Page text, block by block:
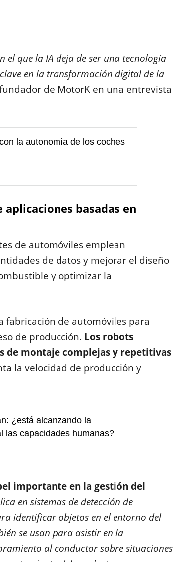
el que la IA deja de ser una tecnología
en la transformación digital de la
de MotorK en una entrevista
la autonomía de los coches
basadas en
de automóviles emplean
de datos y mejorar el diseño
y optimizar la
fabricación de automóviles para
de producción. Los robots
de montaje complejas y repetitivas
la velocidad de producción y
¿está alcanzando la
las capacidades humanas?
importante en la gestión del
en sistemas de detección de
identificar objetos en el entorno del
se usan para asistir en la
al conductor sobre situaciones